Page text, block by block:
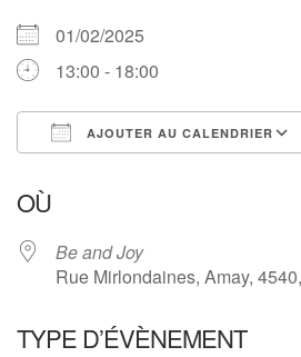
01/02/2025
13:00 - 18:00
AJOUTER AU CALENDRIER
OÙ
Be and Joy
Rue Mirlondaines, Amay,
TYPE D’ÉVÈNEMENT